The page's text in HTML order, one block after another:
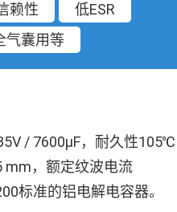
赖性
低ESR
气囊用等
/ 7600µF，耐久性105℃
mm，额定纹波电流
标准的铝电解电容器。